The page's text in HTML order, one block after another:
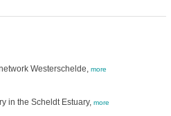
Westerschelde, more
in the Scheldt Estuary, more